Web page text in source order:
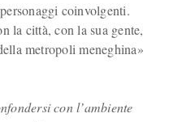
coinvolgenti.
la città, con la sua gente,
metropoli meneghina»
con l’ambiente